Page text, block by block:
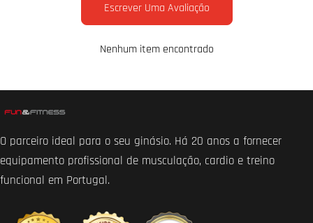
Escrever Uma Avaliação
Nenhum item encontrado
O parceiro ideal para o seu ginásio. Há 20 anos a fornecer
equipamento profissional de musculação, cardio e treino
funcional em Portugal.